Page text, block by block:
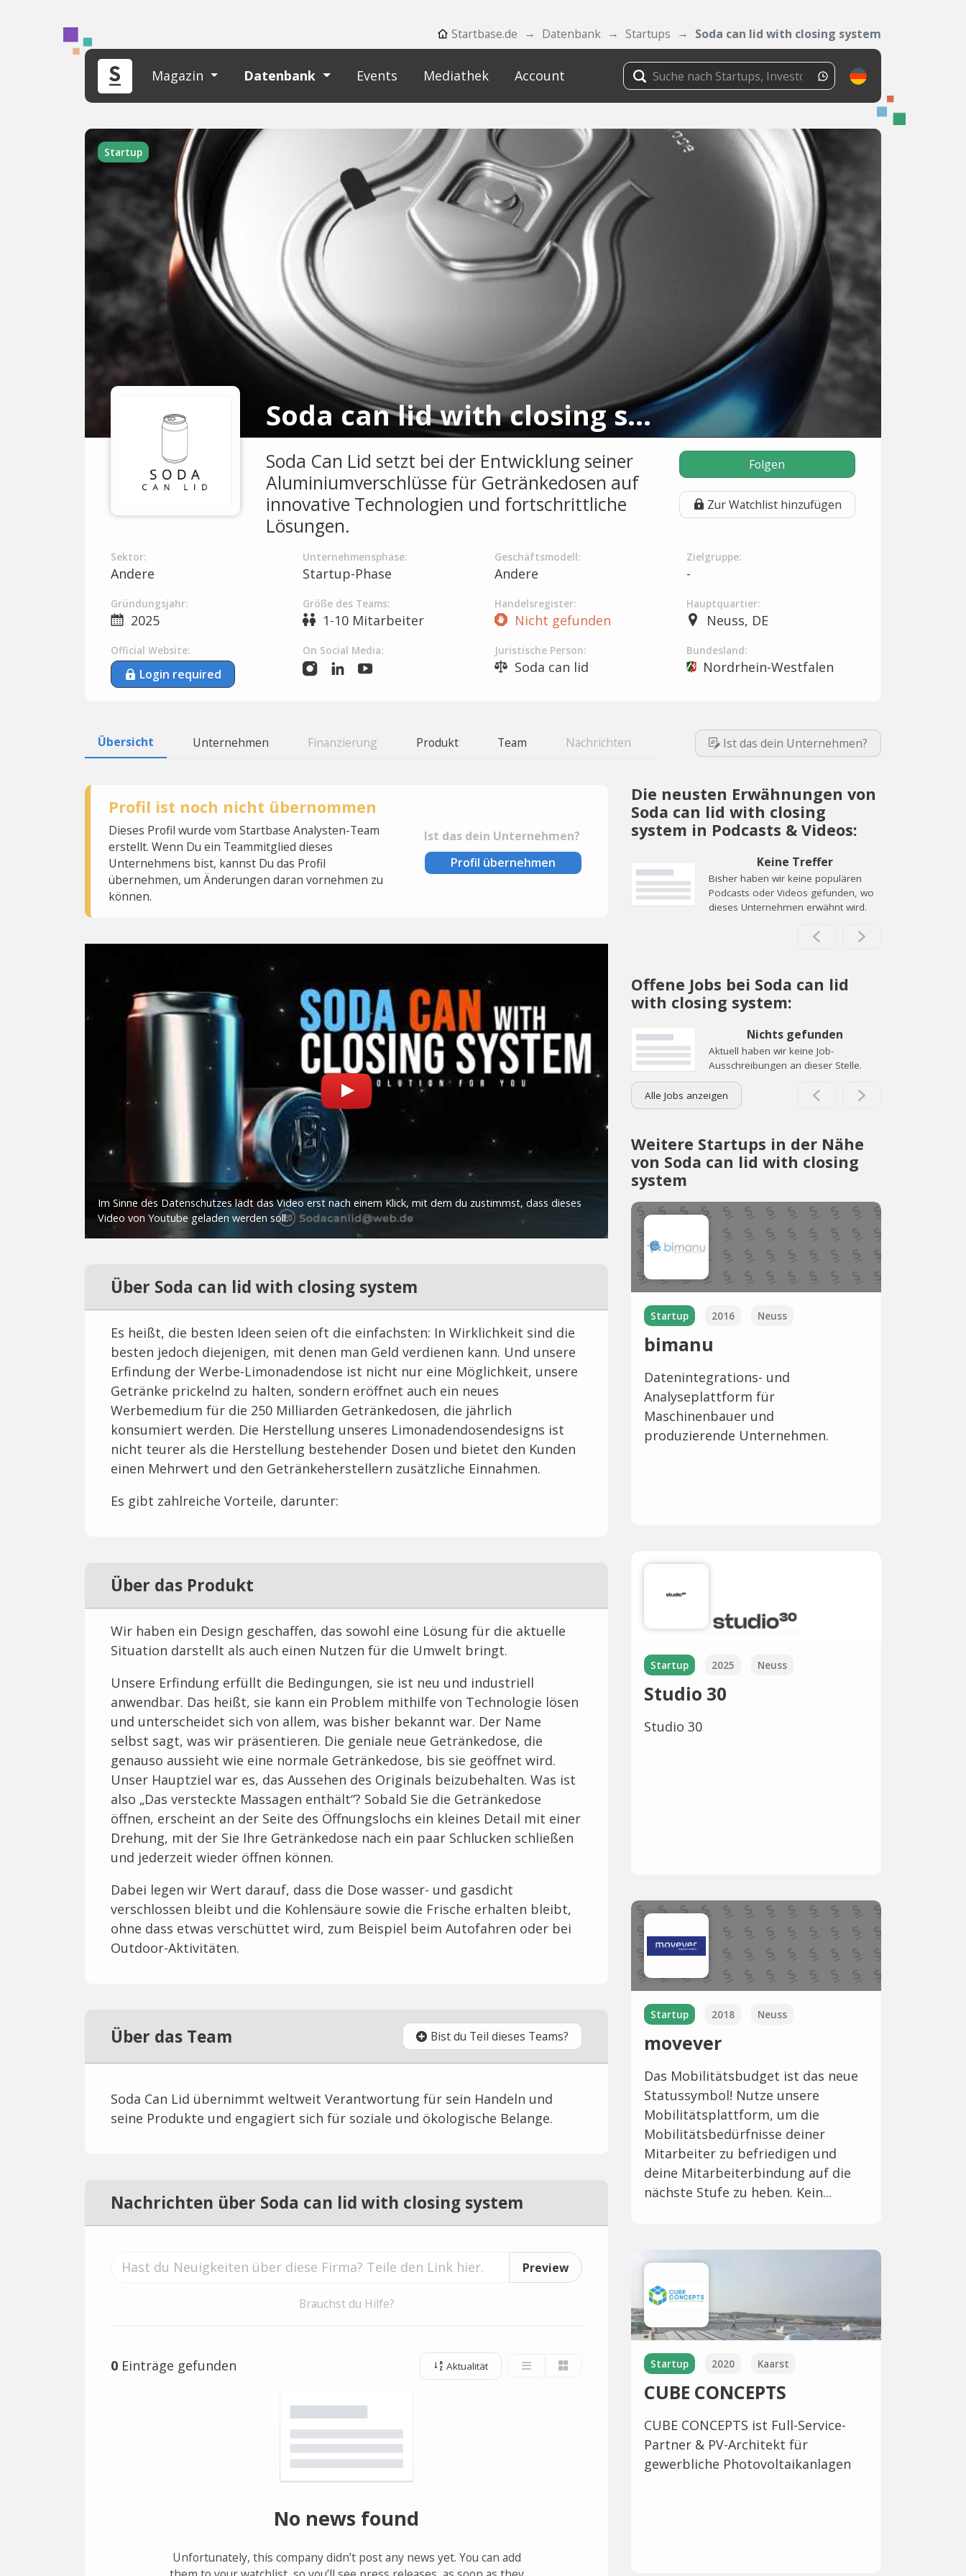
Startbase.de Datenbank Startups Soda can lid with closing system
Magazin Datenbank Events Mediathek Account
Startup
Soda can lid with closing system
Soda Can Lid setzt bei der Entwicklung seiner
Aluminiumverschlüsse für Getränkedosen auf
innovative Technologien und fortschrittliche
Lösungen.
Folgen
Zur Watchlist hinzufügen
Sektor:
Andere
Unternehmensphase:
Startup-Phase
Geschäftsmodell:
Andere
Zielgruppe:
-
Gründungsjahr:
2025
Größe des Teams:
1-10 Mitarbeiter
Handelsregister:
Nicht gefunden
Hauptquartier:
Neuss, DE
Official Website:
Login required
On Social Media: Juristische Person:
Soda can lid
Bundesland:
Nordrhein-Westfalen
Übersicht Unternehmen Finanzierung Produkt Team Nachrichten Ist das dein Unternehmen?
Profil ist noch nicht übernommen
Dieses Profil wurde vom Startbase Analysten-Team
erstellt. Wenn Du ein Teammitglied dieses
Unternehmens bist, kannst Du das Profil
übernehmen, um Änderungen daran vornehmen zu
können.
Ist das dein Unternehmen?
Profil übernehmen
Über Soda can lid with closing system
Es heißt, die besten Ideen seien oft die einfachsten: In Wirklichkeit sind die
besten jedoch diejenigen, mit denen man Geld verdienen kann. Und unsere
Erfindung der Werbe-Limonadendose ist nicht nur eine Möglichkeit, unsere
Getränke prickelnd zu halten, sondern eröffnet auch ein neues
Werbemedium für die 250 Milliarden Getränkedosen, die jährlich
konsumiert werden. Die Herstellung unseres Limonadendosendesigns ist
nicht teurer als die Herstellung bestehender Dosen und bietet den Kunden
einen Mehrwert und den Getränkeherstellern zusätzliche Einnahmen.
Es gibt zahlreiche Vorteile, darunter:
Über das Produkt
Wir haben ein Design geschaffen, das sowohl eine Lösung für die aktuelle
Situation darstellt als auch einen Nutzen für die Umwelt bringt.
Unsere Erfindung erfüllt die Bedingungen, sie ist neu und industriell
anwendbar. Das heißt, sie kann ein Problem mithilfe von Technologie lösen
und unterscheidet sich von allem, was bisher bekannt war. Der Name
selbst sagt, was wir präsentieren. Die geniale neue Getränkedose, die
genauso aussieht wie eine normale Getränkedose, bis sie geöffnet wird.
Unser Hauptziel war es, das Aussehen des Originals beizubehalten. Was ist
also „Das versteckte Massagen enthält“? Sobald Sie die Getränkedose
öffnen, erscheint an der Seite des Öffnungslochs ein kleines Detail mit einer
Drehung, mit der Sie Ihre Getränkedose nach ein paar Schlucken schließen
und jederzeit wieder öffnen können.
Dabei legen wir Wert darauf, dass die Dose wasser- und gasdicht
verschlossen bleibt und die Kohlensäure sowie die Frische erhalten bleibt,
ohne dass etwas verschüttet wird, zum Beispiel beim Autofahren oder bei
Outdoor-Aktivitäten.
Über das Team Bist du Teil dieses Teams?
Soda Can Lid übernimmt weltweit Verantwortung für sein Handeln und
seine Produkte und engagiert sich für soziale und ökologische Belange.
Nachrichten über Soda can lid with closing system
Preview
Brauchst du Hilfe?
0 Einträge gefunden Aktualität
No news found
Unfortunately, this company didn’t post any news yet. You can add
Die neusten Erwähnungen von
Soda can lid with closing
system in Podcasts & Videos:
Keine Treffer
Bisher haben wir keine populären
Podcasts oder Videos gefunden, wo
dieses Unternehmen erwähnt wird.
Offene Jobs bei Soda can lid
with closing system:
Nichts gefunden
Aktuell haben wir keine Job-
Ausschreibungen an dieser Stelle.
Alle Jobs anzeigen
Weitere Startups in der Nähe
von Soda can lid with closing
system
Startup 2016 Neuss
bimanu
Datenintegrations- und
Analyseplattform für
Maschinenbauer und
produzierende Unternehmen.
Startup 2025 Neuss
Studio 30
Studio 30
Startup 2018 Neuss
movever
Das Mobilitätsbudget ist das neue
Statussymbol! Nutze unsere
Mobilitätsplattform, um die
Mobilitätsbedürfnisse deiner
Mitarbeiter zu befriedigen und
deine Mitarbeiterbindung auf die
nächste Stufe zu heben. Kein...
Startup 2020 Kaarst
CUBE CONCEPTS
CUBE CONCEPTS ist Full-Service-
Partner & PV-Architekt für
gewerbliche Photovoltaikanlagen